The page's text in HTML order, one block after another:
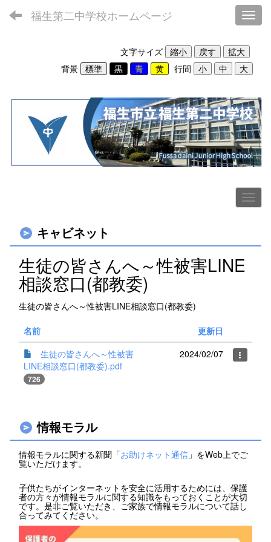
福生第二中学校ホームページ
文字サイズ
背景
行間
キャビネット
生徒の皆さんへ～性被害LINE
相談窓口(都教委)
生徒の皆さんへ～性被害LINE相談窓口(都教委)
名前
更新日
生徒の皆さんへ～性被害
LINE相談窓口(都教委).pdf
726
2024/02/07
情報モラル
情報モラルに関する新聞「お助けネット通信 」をWeb上でご
覧いただけます。
子供たちがインターネットを安全に活用するためには、保護
者の方々が情報モラルに関する知識をもっておくことが大切
です。是非ご覧いただき、ご家族で情報モラルについて話し
合ってみてください。